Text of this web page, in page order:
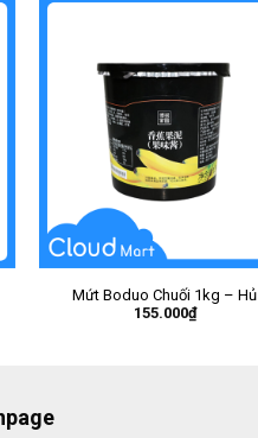
Mứt Boduo Chuối 1kg – Hủ
155.000₫